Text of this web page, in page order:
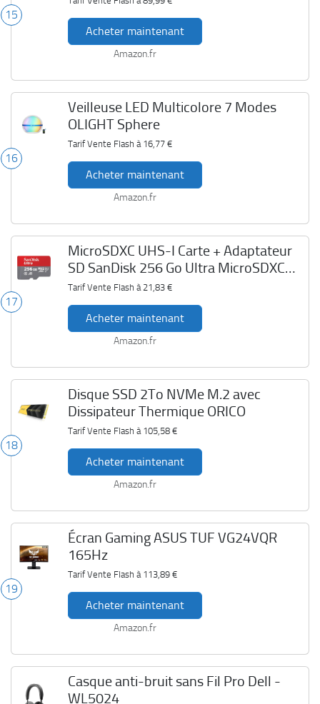
15
Acheter maintenant
Amazon.fr
16
Veilleuse LED Multicolore 7 Modes
OLIGHT Sphere
Tarif Vente Flash à 16,77 €
Acheter maintenant
Amazon.fr
17
MicroSDXC UHS-I Carte + Adaptateur
SD SanDisk 256 Go Ultra MicroSDXC
UHS-I
Tarif Vente Flash à 21,83 €
Acheter maintenant
Amazon.fr
18
Disque SSD 2To NVMe M.2 avec
Dissipateur Thermique ORICO
Tarif Vente Flash à 105,58 €
Acheter maintenant
Amazon.fr
19
Écran Gaming ASUS TUF VG24VQR
165Hz
Tarif Vente Flash à 113,89 €
Acheter maintenant
Amazon.fr
Casque anti-bruit sans Fil Pro Dell -
WL5024